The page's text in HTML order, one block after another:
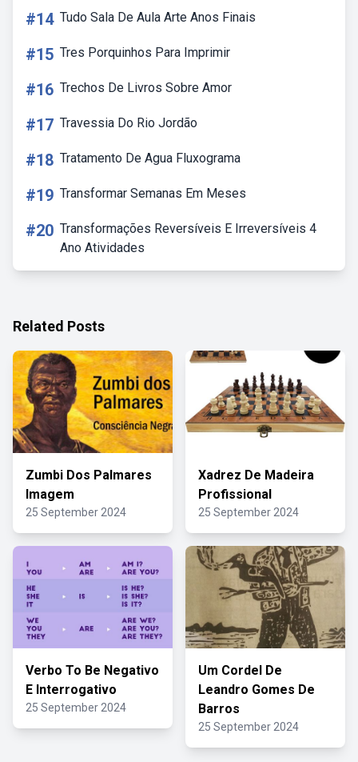
#14 Tudo Sala De Aula Arte Anos Finais
#15 Tres Porquinhos Para Imprimir
#16 Trechos De Livros Sobre Amor
#17 Travessia Do Rio Jordão
#18 Tratamento De Agua Fluxograma
#19 Transformar Semanas Em Meses
#20 Transformações Reversíveis E Irreversíveis 4
Ano Atividades
Related Posts
Zumbi Dos Palmares
Imagem
25 September 2024
Xadrez De Madeira
Profissional
25 September 2024
Verbo To Be Negativo
E Interrogativo
25 September 2024
Um Cordel De
Leandro Gomes De
Barros
25 September 2024